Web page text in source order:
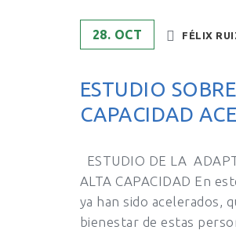
28. OCT FÉLIX
ESTUDIO
CAPACIDAD
ESTUDIO DE LA
ALTA CAPACIDAD En
ya han sido acelerados,
bienestar de estas